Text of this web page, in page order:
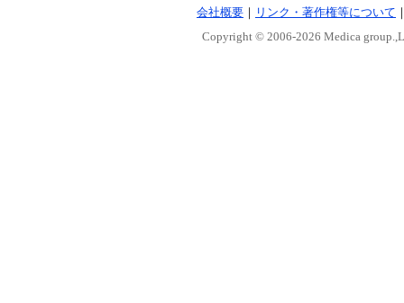
会社概要 ｜ リンク・著作権等について
Copyright © 2006-2026 Medica